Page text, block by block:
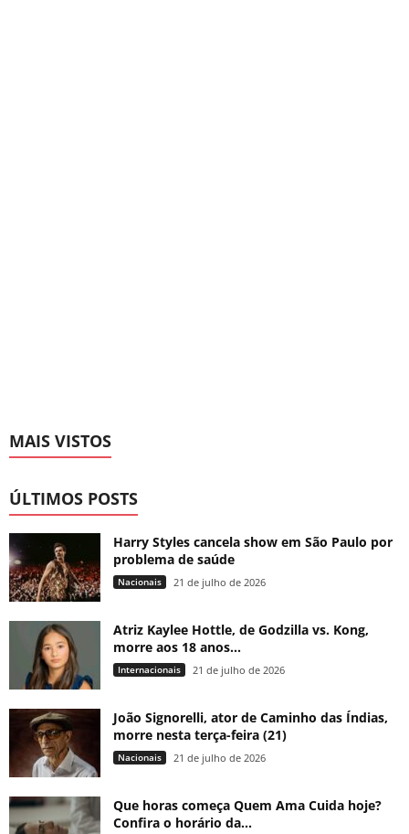
MAIS VISTOS
ÚLTIMOS POSTS
Harry Styles cancela show em São Paulo por
problema de saúde
Nacionais 21 de julho de 2026
Atriz Kaylee Hottle, de Godzilla vs. Kong,
morre aos 18 anos...
Internacionais 21 de julho de 2026
João Signorelli, ator de Caminho das Índias,
morre nesta terça-feira (21)
Nacionais 21 de julho de 2026
Que horas começa Quem Ama Cuida hoje?
Confira o horário da...